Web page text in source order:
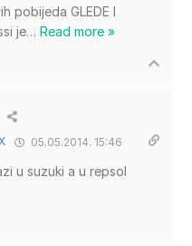
pobijeda GLEDE I
je… Read more »
05.05.2014. 15:46
u suzuki a u repsol